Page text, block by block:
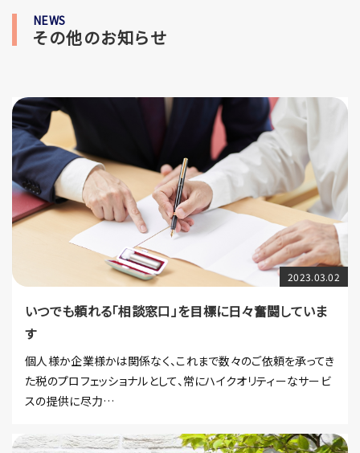
NEWS
その他のお知らせ
2023.03.02
いつでも頼れる「相談窓口」を目標に日々奮闘していま
す
個人様か企業様かは関係なく、これまで数々のご依頼を承ってき
た税のプロフェッショナルとして、常にハイクオリティーなサービ
スの提供に尽力…